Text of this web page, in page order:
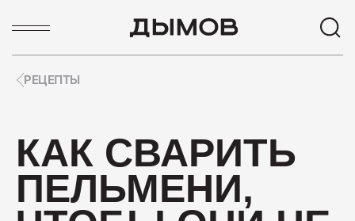
Карьера
Вакансии
Пиколини
РЕЦЕПТЫ
КАК СВАРИТЬ
ПЕЛЬМЕНИ,